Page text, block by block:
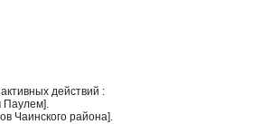
действий :
Паулем].
Чаинского района].